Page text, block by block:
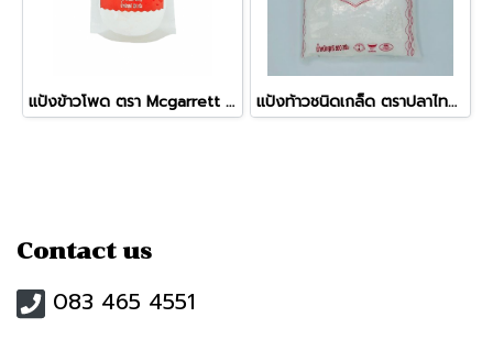
แป้งข้าวโพด ตรา Mcgarrett ขนาด 200กรัม แป้งท้าวชนิดเกล็ด ตราปลาไทย 5 ดาว
Contact us
083 465 4551